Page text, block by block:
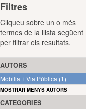
Filtres
Cliqueu sobre un o més
termes de la llista següent
per filtrar els resultats.
AUTORS
Mobiliat i Via Pública (1)
MOSTRAR MENYS AUTORS
CATEGORIES